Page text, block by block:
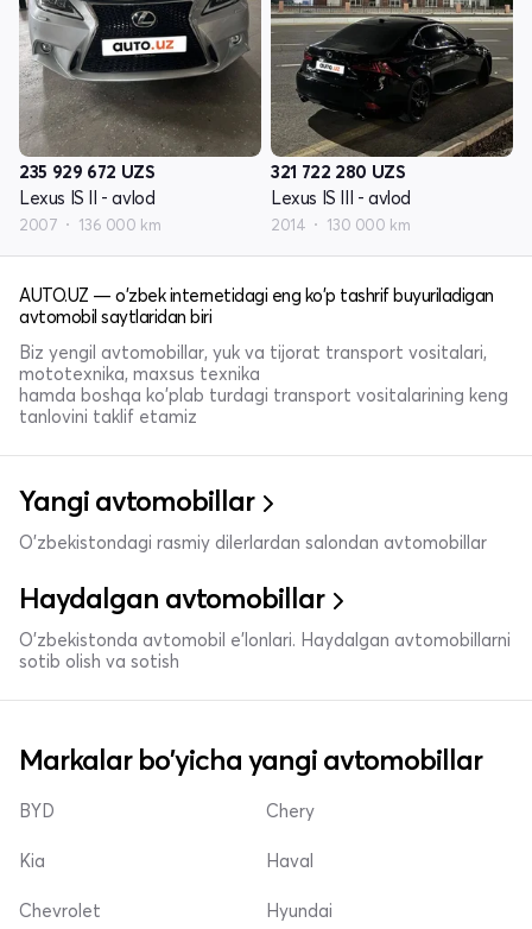
235 929 672 UZS
Lexus IS II - avlod
2007 136 000 km
321 722 280 UZS
Lexus IS III - avlod
2014 130 000 km
AUTO.UZ — o'zbek internetidagi eng ko'p tashrif buyuriladigan
avtomobil saytlaridan biri
Biz yengil avtomobillar, yuk va tijorat transport vositalari,
mototexnika, maxsus texnika
hamda boshqa ko'plab turdagi transport vositalarining keng
tanlovini taklif etamiz
Yangi avtomobillar
O'zbekistondagi rasmiy dilerlardan salondan avtomobillar
Haydalgan avtomobillar
O'zbekistonda avtomobil e’lonlari. Haydalgan avtomobillarni
sotib olish va sotish
Markalar bo'yicha yangi avtomobillar
BYD
Kia
Chevrolet
Chery
Haval
Hyundai